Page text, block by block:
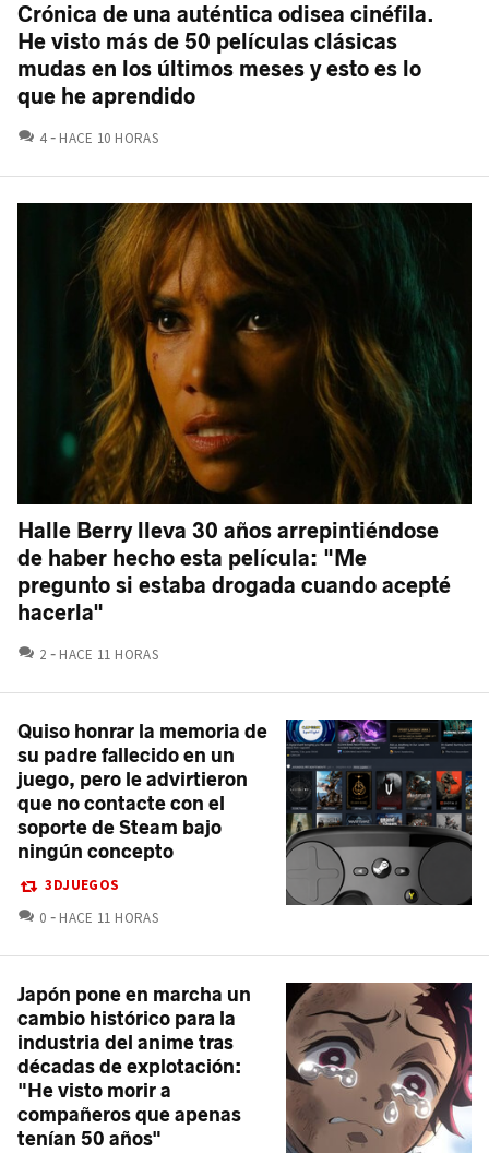
Crónica de una auténtica odisea cinéfila.
He visto más de 50 películas clásicas
mudas en los últimos meses y esto es lo
que he aprendido
4 COMENTARIOS
HACE 10 HORAS
Halle Berry lleva 30 años arrepintiéndose
de haber hecho esta película: "Me
pregunto si estaba drogada cuando acepté
hacerla"
2 COMENTARIOS
HACE 11 HORAS
Quiso honrar la memoria de
su padre fallecido en un
juego, pero le advirtieron
que no contacte con el
soporte de Steam bajo
ningún concepto
3DJUEGOS
0 COMENTARIOS
HACE 11 HORAS
Japón pone en marcha un
cambio histórico para la
industria del anime tras
décadas de explotación:
"He visto morir a
compañeros que apenas
tenían 50 años"